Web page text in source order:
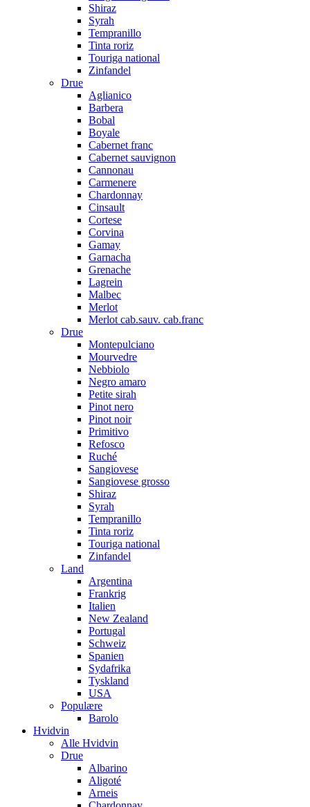
Shiraz
Syrah
Tempranillo
Tinta roriz
Touriga national
Zinfandel
Drue
Aglianico
Barbera
Bobal
Boyale
Cabernet franc
Cabernet sauvignon
Cannonau
Carmenere
Chardonnay
Cinsault
Cortese
Corvina
Gamay
Garnacha
Grenache
Lagrein
Malbec
Merlot
Merlot cab.sauv. cab.franc
Drue
Montepulciano
Mourvedre
Nebbiolo
Negro amaro
Petite sirah
Pinot nero
Pinot noir
Primitivo
Refosco
Ruché
Sangiovese
Sangiovese grosso
Shiraz
Syrah
Tempranillo
Tinta roriz
Touriga national
Zinfandel
Land
Argentina
Frankrig
Italien
New Zealand
Portugal
Schweiz
Spanien
Sydafrika
Tyskland
USA
Populære
Barolo
Hvidvin
Alle Hvidvin
Drue
Albarino
Aligoté
Arneis